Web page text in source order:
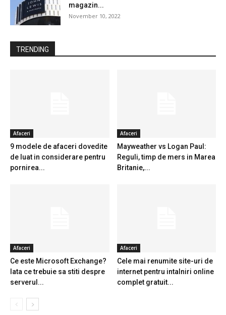
magazin...
November 10, 2022
TRENDING
Afaceri
9 modele de afaceri dovedite
de luat in considerare pentru
pornirea...
Afaceri
Mayweather vs Logan Paul:
Reguli, timp de mers in Marea
Britanie,...
Afaceri
Ce este Microsoft Exchange?
Iata ce trebuie sa stiti despre
serverul...
Afaceri
Cele mai renumite site-uri de
internet pentru intalniri online
complet gratuit...